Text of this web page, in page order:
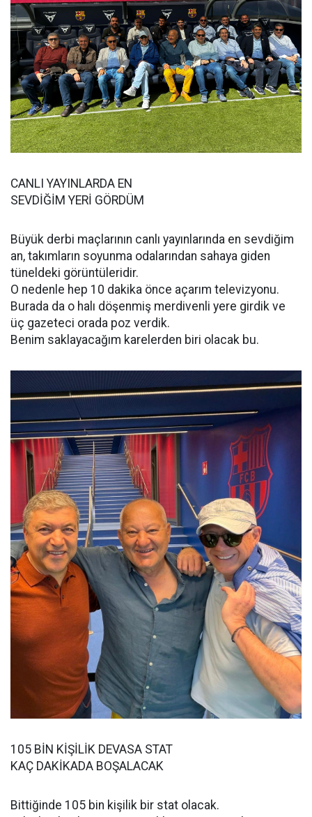
CANLI YAYINLARDA EN
SEVDİĞİM YERİ GÖRDÜM
Büyük derbi maçlarının canlı yayınlarında en sevdiğim
an, takımların soyunma odalarından sahaya giden
tüneldeki görüntüleridir.
O nedenle hep 10 dakika önce açarım televizyonu.
Burada da o halı döşenmiş merdivenli yere girdik ve
üç gazeteci orada poz verdik.
Benim saklayacağım karelerden biri olacak bu.
105 BİN KİŞİLİK DEVASA STAT
KAÇ DAKİKADA BOŞALACAK
Bittiğinde 105 bin kişilik bir stat olacak.